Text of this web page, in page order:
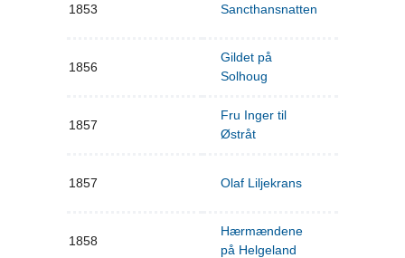
1853 Sancthansnatten
1856
Gildet på
Solhoug
1857
Fru Inger til
Østråt
1857 Olaf Liljekrans
1858
Hærmændene
på Helgeland